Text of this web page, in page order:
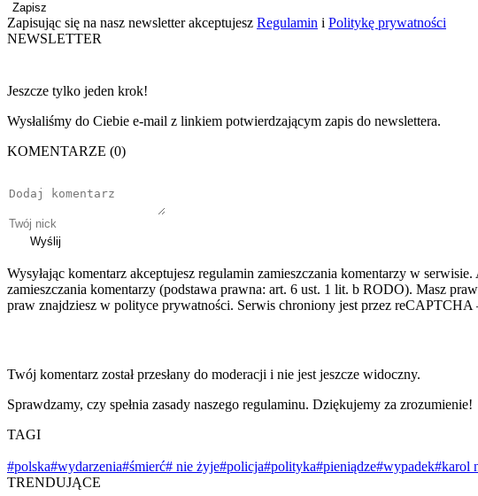
Zapisz
Zapisując się na nasz newsletter akceptujesz Regulamin i Politykę prywatności
NEWSLETTER
Jeszcze tylko jeden krok!
Wysłaliśmy do Ciebie e-mail z linkiem potwierdzającym zapis do newslettera.
KOMENTARZE (0)
Wyślij
Wysyłając komentarz akceptujesz regulamin zamieszczania komentarzy w
zamieszczania komentarzy (podstawa prawna: art. 6 ust. 1 lit. b RODO). Masz
praw znajdziesz w polityce prywatności. Serwis chroniony jest przez
Twój komentarz został przesłany do moderacji i nie jest jeszcze widoczny.
Sprawdzamy, czy spełnia zasady naszego regulaminu. Dziękujemy za zrozumienie!
TAGI
#polska#wydarzenia#śmierć# nie żyje#policja#polityka#pieniądze#wypadek#karol
TRENDUJĄCE